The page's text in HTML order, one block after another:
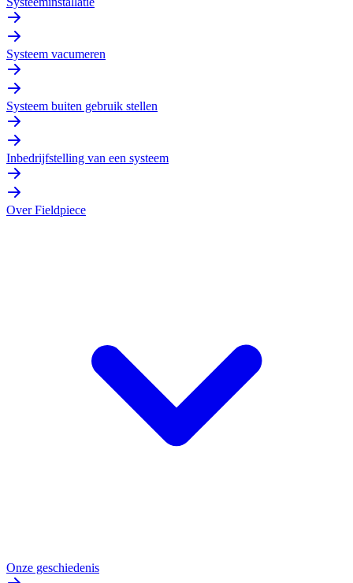
Systeem vacumeren
Systeem buiten gebruik stellen
Inbedrijfstelling van een systeem
Over Fieldpiece
Onze geschiedenis